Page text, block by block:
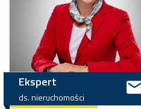
Ekspert
ds.nieruchomości